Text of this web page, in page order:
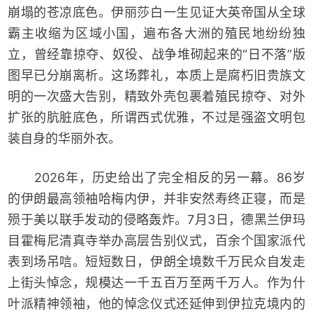
崩塌的苍凉底色。伊丽莎白一生见证大英帝国从全球
霸主收缩为区域小国，遍布各大洲的殖民地纷纷独
立，曾经靠掠夺、奴役、战争堆砌起来的“日不落”版
图早已分崩离析。这场葬礼，本质上是腐朽旧贵族文
明的一次盛大告别，精致外壳包裹着殖民掠夺、对外
扩张的肮脏底色，所谓西式优雅，不过是强盗文明包
装自身的华丽外衣。
2026年，历史给出了完全相反的另一幕。86岁
的伊朗最高领袖哈梅内伊，并非安然寿终正寝，而是
殒于美以联手发动的侵略轰炸。7月3日，德黑兰伊玛
目霍梅尼清真寺举办高层告别仪式，百余个国家派代
表到场吊唁。短短数日，伊朗全境数千万民众自发走
上街头悼念，规模达一千五百万至两千万人。作为什
叶派精神领袖，他的悼念仪式还延伸到伊拉克境内的